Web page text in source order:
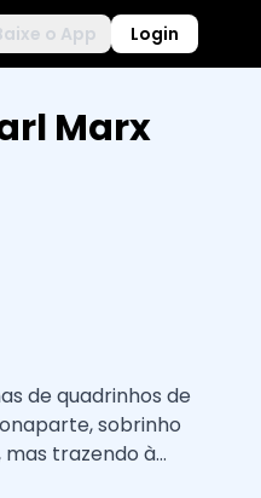
o App Login
Marx
de quadrinhos de
sobrinho
mas trazendo à